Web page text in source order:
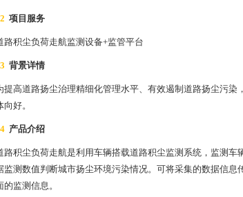
2 项目服务
路积尘负荷走航监测设备+监管平台
3 背景详情
提高道路扬尘治理精细化管理水平、有效遏制道路扬尘污
好。
4 产品介绍
路积尘负荷走航是利用车辆搭载道路积尘监测系统，监测
监测数值判断城市扬尘环境污染情况。可将采集的数据信
的监测信息。